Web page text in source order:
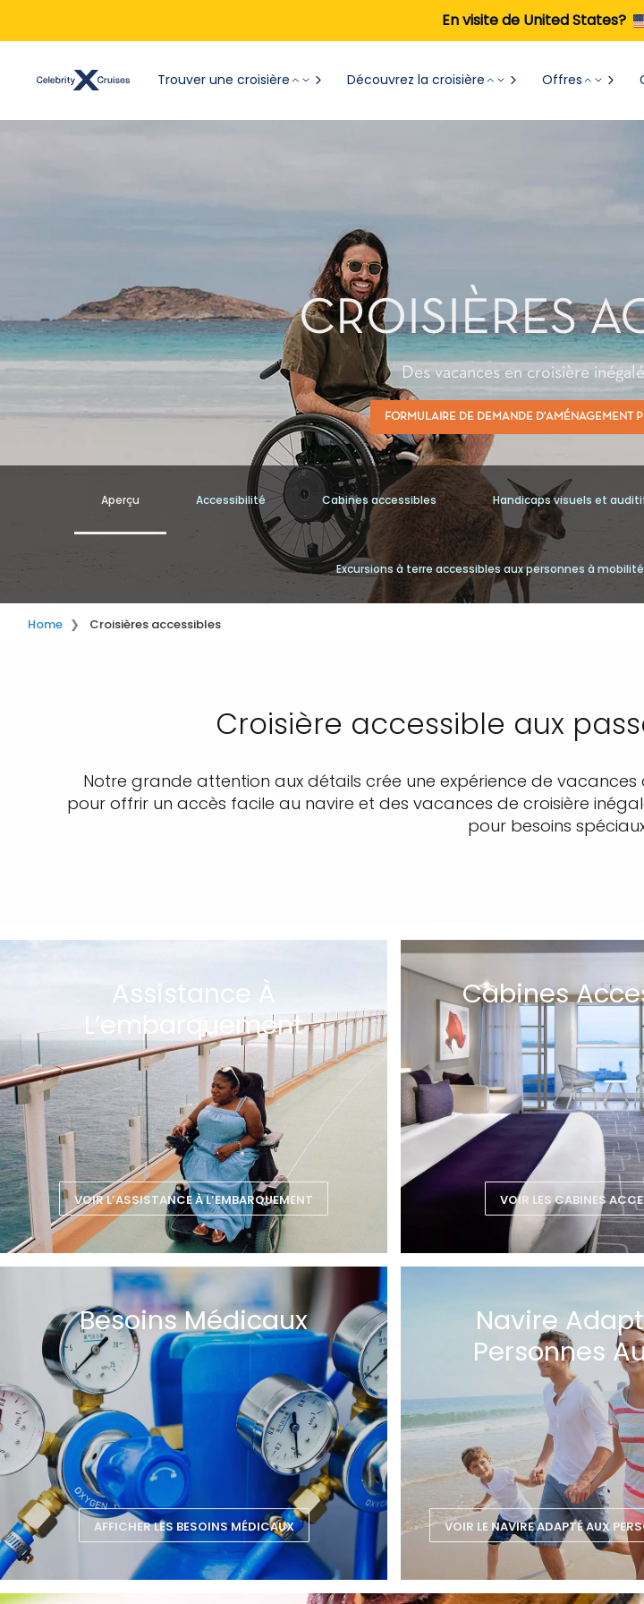
En visite de United States?
Trouver une croisière Découvrez la croisière Offres
CROISIÈRES
Des vacances en croisière
FORMULAIRE DE DEMANDE D'AMÉNAGEMENT
Aperçu Accessibilité Cabines accessibles Handicaps visuels et
Excursions à terre accessibles aux personnes à
Home Croisières accessibles
Croisière accessible aux
Notre grande attention aux détails crée une expérience de
pour offrir un accès facile au navire et des vacances de croisière
pour besoins
Assistance À
L’embarquement
VOIR L’ASSISTANCE À L’EMBARQUEMENT
Cabines
VOIR LES CABINES
Besoins Médicaux
AFFICHER LES BESOINS MÉDICAUX
Navire
Personnes
VOIR LE NAVIRE ADAPTÉ AUX